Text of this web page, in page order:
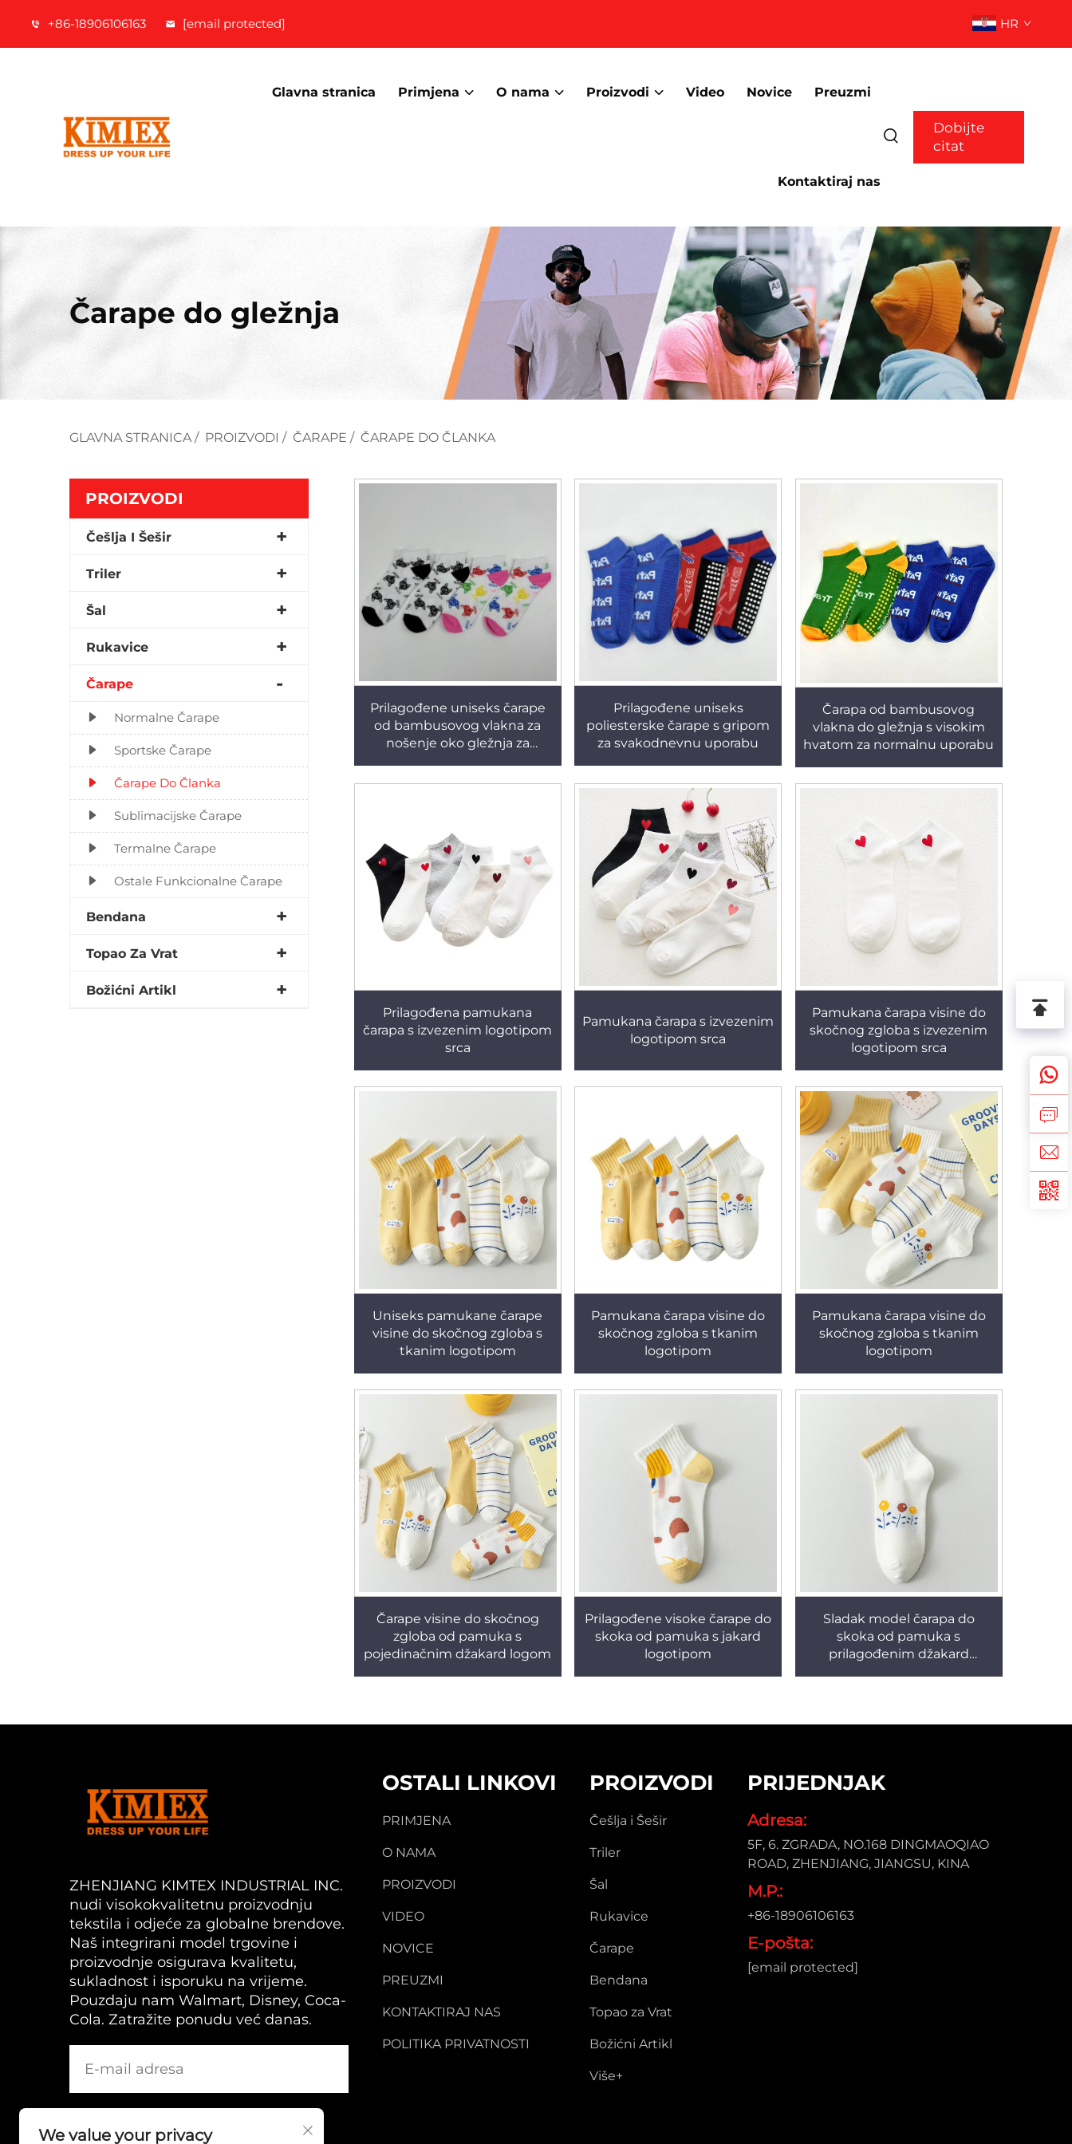
+86-18906106163 [email protected] HR
Glavna stranica Primjena O nama Proizvodi Video Novice Preuzmi
Kontaktiraj nas
Dobijte
citat
Čarape do gležnja
GLAVNA STRANICA / PROIZVODI / ČARAPE / ČARAPE DO ČLANKA
PROIZVODI
Češlja I Šešir
Triler
Šal
Rukavice
Čarape
Normalne Čarape
Sportske Čarape
Čarape Do Članka
Sublimacijske Čarape
Termalne Čarape
Ostale Funkcionalne Čarape
Bendana
Topao Za Vrat
Božićni Artikl
Prilagođene uniseks čarape
od bambusovog vlakna za
nošenje oko gležnja za
Prilagođene uniseks
poliesterske čarape s gripom
za svakodnevnu uporabu
Čarapa od bambusovog
vlakna do gležnja s visokim
hvatom za normalnu uporabu
Prilagođena pamukana
čarapa s izvezenim logotipom
srca
Pamukana čarapa s izvezenim
logotipom srca
Pamukana čarapa visine do
skočnog zgloba s izvezenim
logotipom srca
Uniseks pamukane čarape
visine do skočnog zgloba s
tkanim logotipom
Pamukana čarapa visine do
skočnog zgloba s tkanim
logotipom
Pamukana čarapa visine do
skočnog zgloba s tkanim
logotipom
Čarape visine do skočnog
zgloba od pamuka s
pojedinačnim džakard logom
Prilagođene visoke čarape do
skoka od pamuka s jakard
logotipom
Sladak model čarapa do
skoka od pamuka s
prilagođenim džakard
ZHENJIANG KIMTEX INDUSTRIAL INC.
nudi visokokvalitetnu proizvodnju
tekstila i odjeće za globalne brendove.
Naš integrirani model trgovine i
proizvodnje osigurava kvalitetu,
sukladnost i isporuku na vrijeme.
Pouzdaju nam Walmart, Disney, Coca-
Cola. Zatražite ponudu već danas.
OSTALI LINKOVI
PRIMJENA
O NAMA
PROIZVODI
VIDEO
NOVICE
PREUZMI
KONTAKTIRAJ NAS
POLITIKA PRIVATNOSTI
PROIZVODI
Češlja i Šešir
Triler
Šal
Rukavice
Čarape
Bendana
Topao za Vrat
Božićni Artikl
Više+
PRIJEDNJAK
Adresa:
5F, 6. ZGRADA, NO.168 DINGMAOQIAO
ROAD, ZHENJIANG, JIANGSU, KINA
M.P.:
+86-18906106163
E-pošta:
[email protected]
We value your privacy